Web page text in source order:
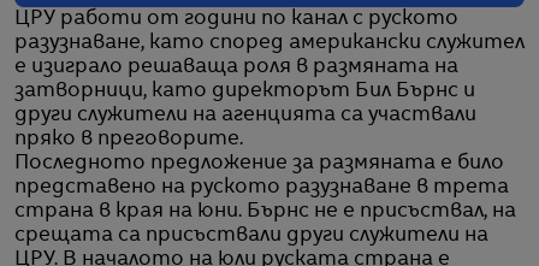
ЦРУ работи от години по канал с руското
разузнаване, като според американски служител
е изиграло решаваща роля в размяната на
затворници, като директорът Бил Бърнс и
други служители на агенцията са участвали
пряко в преговорите.
Последното предложение за размяната е било
представено на руското разузнаване в трета
страна в края на юни. Бърнс не е присъствал, на
срещата са присъствали други служители на
ЦРУ. В началото на юли руската страна е